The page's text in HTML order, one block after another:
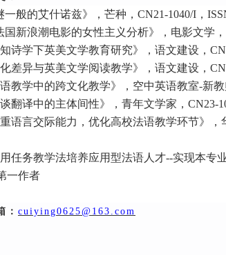
一般的艾什诺兹》，芒种， CN21-1040/I，
国新浪潮电影的女性主义分析》，电影文学，
知诗学下英美文学教育研究》，语文建设，
化差异与英美文学阅读教学》，语文建设，
语教学中的跨文化教学》，空中英语教室-新
谈翻译中的主体间性》，青年文学家， CN23-
重语言交际能力，优化高校法语教学环节》，
用任务教学法培养应用型法语人才--实现本专
一作者
： cuiying0625@163.com